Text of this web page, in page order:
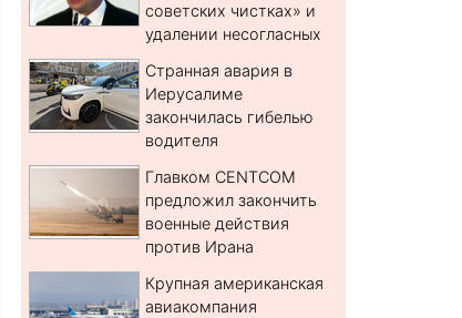
советских чистках» и
удалении несогласных
Странная авария в
Иерусалиме
закончилась гибелью
водителя
Главком CENTCOM
предложил закончить
военные действия
против Ирана
Крупная американская
авиакомпания